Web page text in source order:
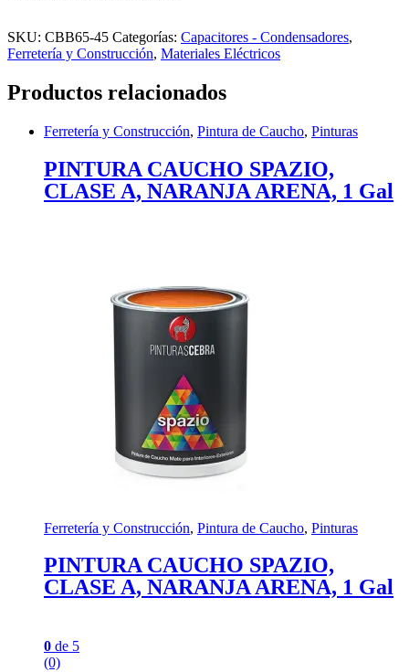
SKU: CBB65-45 Categorías: Capacitores - Condensadores,
Ferretería y Construcción, Materiales Eléctricos
Productos relacionados
Ferretería y Construcción, Pintura de Caucho, Pinturas
PINTURA CAUCHO SPAZIO,
CLASE A, NARANJA ARENA, 1 Gal
Ferretería y Construcción, Pintura de Caucho, Pinturas
PINTURA CAUCHO SPAZIO,
CLASE A, NARANJA ARENA, 1 Gal
0 de 5
(0)